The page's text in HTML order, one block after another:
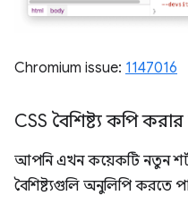
Chromium issue: 1147016
CSS বৈশিষ্ট্য কপি
আপনি এখন কয়েকটি নতুন
বৈশিষ্ট্যগুলি অনুলিপি করতে